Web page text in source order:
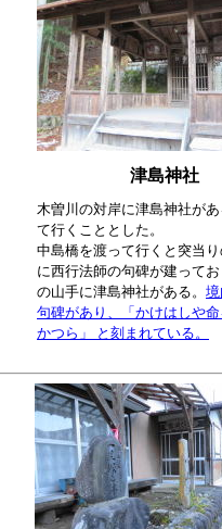
津島神社
木曽川の対岸に津島神社が
て行くこととした。
中島橋を渡って行くと突当
に西行法師の句碑が建って
の山手に津島神社がある。
句碑があり、「かけはしや
かつら」 と刻まれている。